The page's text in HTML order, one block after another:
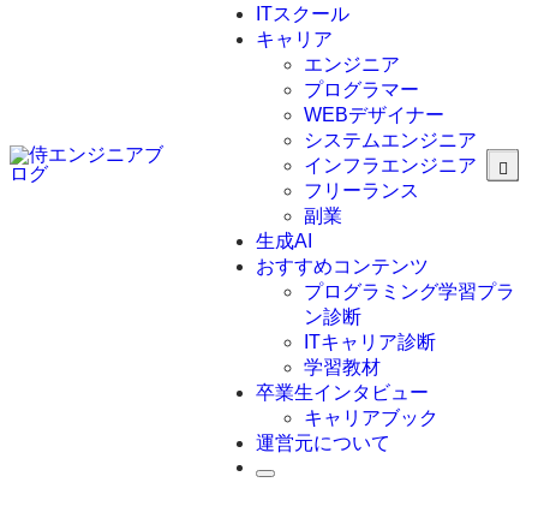
C言語
C#
VBA
Go言語
Kotlin
Java
JavaScript
Swift
Ruby
ITスクール
キャリア
エンジニア
プログラマー
WEBデザイナー
システムエンジニア
インフラエンジニア
フリーランス
副業
生成AI
おすすめコンテンツ
プログラミング学習プラ
ン診断
ITキャリア診断
学習教材
卒業生インタビュー
キャリアブック
運営元について